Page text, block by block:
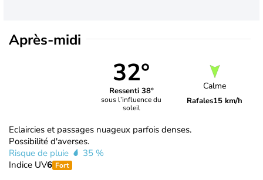
Après-midi
32°
Ressenti 38°
sous l’influence du
soleil
Calme
Rafales15 km/h
Eclaircies et passages nuageux parfois denses.
Possibilité d'averses.
Risque de pluie
35 %
Indice UV6 Fort